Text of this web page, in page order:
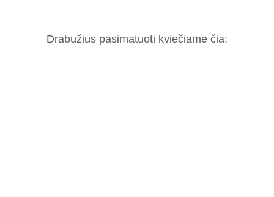
Drabužius pasimatuoti kviečiame čia: